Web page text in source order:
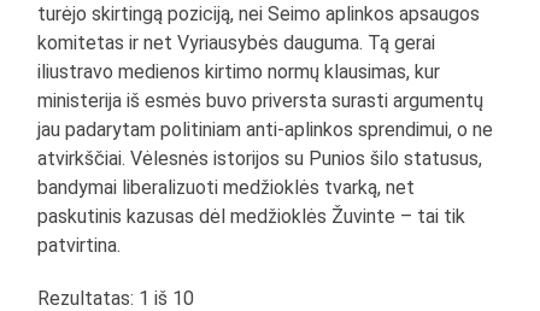
turėjo skirtingą poziciją, nei Seimo aplinkos apsaugos
komitetas ir net Vyriausybės dauguma. Tą gerai
iliustravo medienos kirtimo normų klausimas, kur
ministerija iš esmės buvo priversta surasti argumentų
jau padarytam politiniam anti-aplinkos sprendimui, o ne
atvirkščiai. Vėlesnės istorijos su Punios šilo statusus,
bandymai liberalizuoti medžioklės tvarką, net
paskutinis kazusas dėl medžioklės Žuvinte – tai tik
patvirtina.
Rezultatas: 1 iš 10